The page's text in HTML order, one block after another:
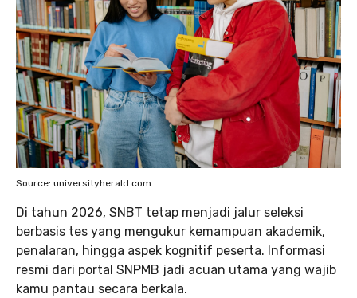
Source: universityherald.com
Di tahun 2026, SNBT tetap menjadi jalur seleksi
berbasis tes yang mengukur kemampuan akademik,
penalaran, hingga aspek kognitif peserta. Informasi
resmi dari portal SNPMB jadi acuan utama yang wajib
kamu pantau secara berkala.